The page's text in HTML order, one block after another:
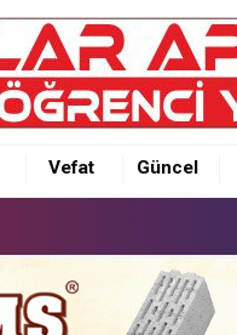
Vefat Güncel